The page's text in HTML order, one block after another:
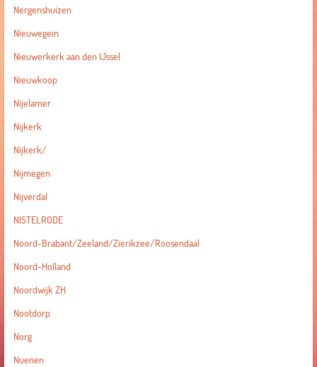
Nergenshuizen
Nieuwegein
Nieuwerkerk aan den IJssel
Nieuwkoop
Nijelamer
Nijkerk
Nijkerk/
Nijmegen
Nijverdal
NISTELRODE
Noord-Brabant/Zeeland/Zierikzee/Roosendaal
Noord-Holland
Noordwijk ZH
Nootdorp
Norg
Nuenen